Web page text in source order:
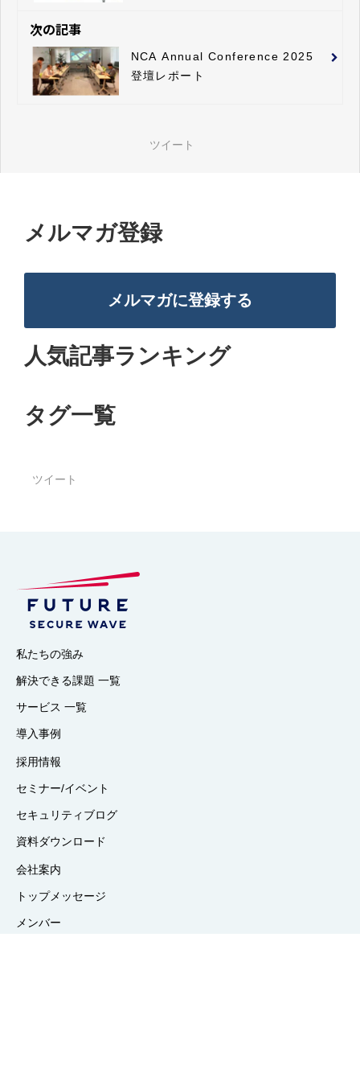
次の記事
NCA Annual Conference 2025
登壇レポート
ツイート
メルマガ登録
メルマガに登録する
人気記事ランキング
タグ一覧
ツイート
私たちの強み
解決できる課題 一覧
サービス 一覧
導入事例
採用情報
セミナー/イベント
セキュリティブログ
資料ダウンロード
会社案内
トップメッセージ
メンバー